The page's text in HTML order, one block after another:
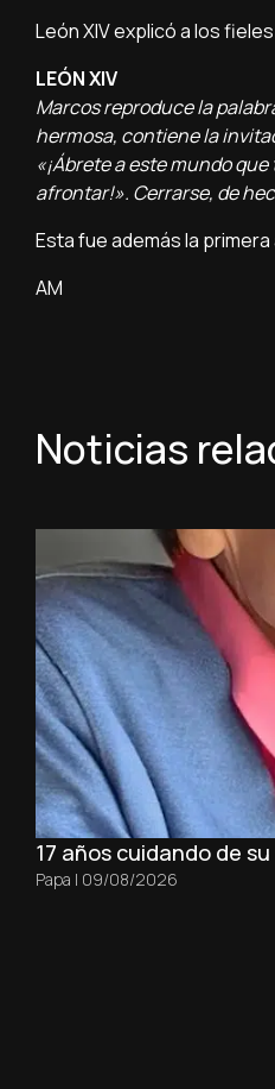
León XIV explicó a los
LEÓN XIV
Marcos reproduce la
hermosa, contiene la
«¡Ábrete a este mundo
afrontar!». Cerrarse, de
Esta fue además la
AM
Noticias
17 años cuidando de
Papa | 09/08/2026